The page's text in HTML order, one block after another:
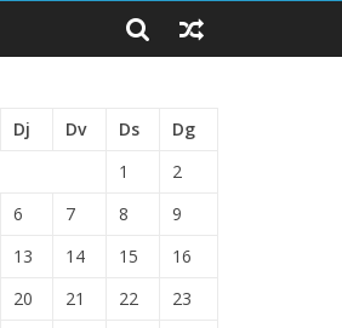
Dj Dv Ds
Dg
1
2
6 7 8
9
13 14 15
16
20 21 22
23